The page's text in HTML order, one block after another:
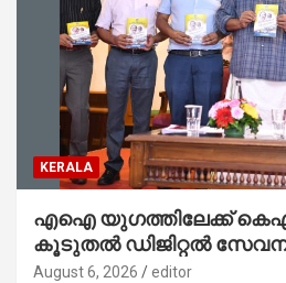
KERALA
എഐ യുഗത്തിലേക്ക്
കൂടുതൽ ഡിജിറ്റൽ
ജനങ്ങളിലേക്കെത്തിക്കും –
August 6, 2026 editor